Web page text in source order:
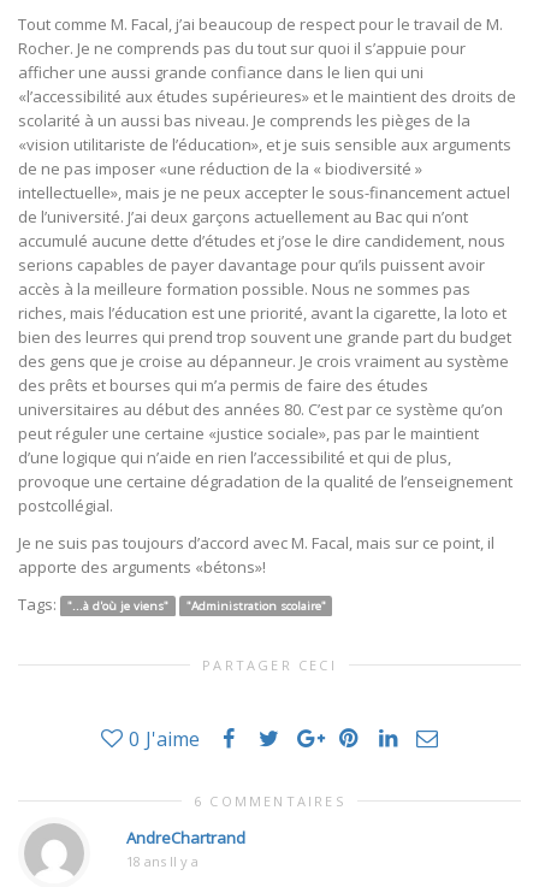
Tout comme M. Facal, j’ai beaucoup de respect pour le travail de M.
Rocher. Je ne comprends pas du tout sur quoi il s’appuie pour
afficher une aussi grande confiance dans le lien qui uni
«l’accessibilité aux études supérieures» et le maintient des droits de
scolarité à un aussi bas niveau. Je comprends les pièges de la
«vision utilitariste de l’éducation», et je suis sensible aux arguments
de ne pas imposer «une réduction de la « biodiversité »
intellectuelle», mais je ne peux accepter le sous-financement actuel
de l’université. J’ai deux garçons actuellement au Bac qui n’ont
accumulé aucune dette d’études et j’ose le dire candidement, nous
serions capables de payer davantage pour qu’ils puissent avoir
accès à la meilleure formation possible. Nous ne sommes pas
riches, mais l’éducation est une priorité, avant la cigarette, la loto et
bien des leurres qui prend trop souvent une grande part du budget
des gens que je croise au dépanneur. Je crois vraiment au système
des prêts et bourses qui m’a permis de faire des études
universitaires au début des années 80. C’est par ce système qu’on
peut réguler une certaine «justice sociale», pas par le maintient
d’une logique qui n’aide en rien l’accessibilité et qui de plus,
provoque une certaine dégradation de la qualité de l’enseignement
postcollégial.
Je ne suis pas toujours d’accord avec M. Facal, mais sur ce point, il
apporte des arguments «bétons»!
Tags:
"...à d'où je viens" "Administration scolaire"
PARTAGER CECI
0 J'aime
6 COMMENTAIRES
AndreChartrand
18 ans Il y a